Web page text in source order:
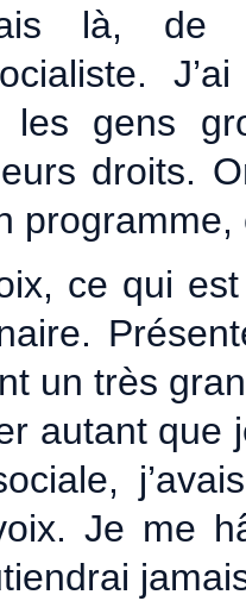
là, de
les gens
droits.
ce qui
un très
autant que
Je me